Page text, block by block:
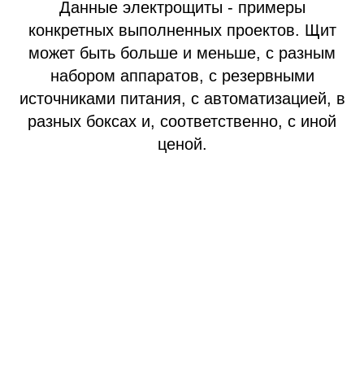
Данные электрощиты - примеры
конкретных выполненных проектов. Щит
может быть больше и меньше, с разным
набором аппаратов, с резервными
источниками питания, с автоматизацией, в
разных боксах и, соответственно, с иной
ценой.